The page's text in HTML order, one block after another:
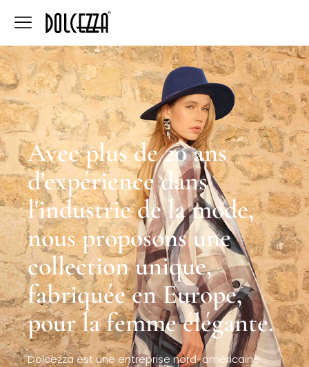
Avec plus de 20 ans
d'expérience dans
l'industrie de la mode,
nous proposons une
collection unique,
fabriquée en Europe,
pour la femme élégante.
Dolcezza est une entreprise nord-américaine